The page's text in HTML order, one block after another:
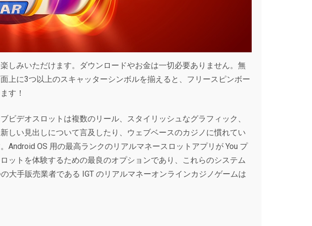
しみいただけます。ダウンロードやお金は一切必要ありません。無
上に3つ以上のスキャッターシンボルを揃えると、フリースピンボー
す！
デオスロットは複数のリール、スタイリッシュなグラフィック、
しい見出しについて言及したり、ウェブベースのカジノに慣れてい
OS 用の最高ランクのリアルマネースロットアプリが You プ
ットを体験するための最良のオプションであり、これらのシステム
大手販売業者である IGT のリアルマネーオンラインカジノゲームは